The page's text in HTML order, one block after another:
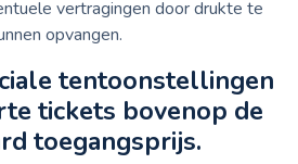
vertragingen door drukte te
opvangen.
tentoonstellingen
tickets bovenop de
toegangsprijs.